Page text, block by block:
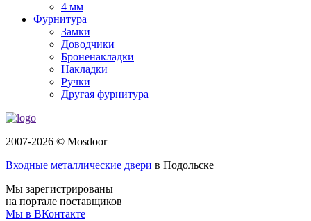
4 мм
Фурнитура
Замки
Доводчики
Броненакладки
Накладки
Ручки
Другая фурнитура
2007-2026 © Mosdoor
Входные металлические двери в Подольске
Мы зарегистрированы
на портале поставщиков
Мы в ВКонтакте